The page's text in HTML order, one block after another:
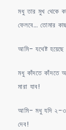
মধু তার মুখ থেকে
ফেলবে… তোমার
আমি- যথেষ্ট
মধু কাঁদতে কাঁদতে
মারা যাব!
আমি- মধু যদি ২-৩
দেব!